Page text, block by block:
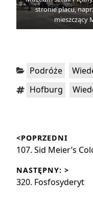
stronie placu,
mieszczący
Kategorie:
Podróże
Tagi:Hofburg
wpisu
<POPRZEDNI
Poprzedni
107. Sid Meier’s
NASTĘPNY: >
Następny
320. Fosfosyderyt